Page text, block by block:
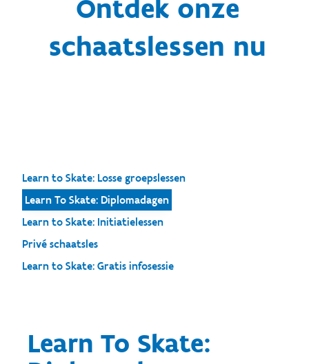
Ontdek onze
schaatslessen nu
Learn to Skate: Losse groepslessen
Learn To Skate: Diplomadagen
Learn to Skate: Initiatielessen
Privé schaatsles
Learn to Skate: Gratis infosessie
Learn To Skate: